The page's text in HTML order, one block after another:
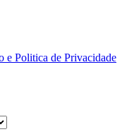
e Politica de Privacidade